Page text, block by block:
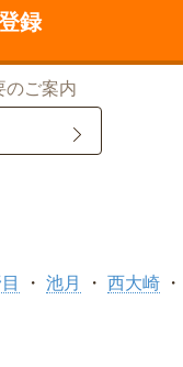
録
のご案内
池月 西大崎